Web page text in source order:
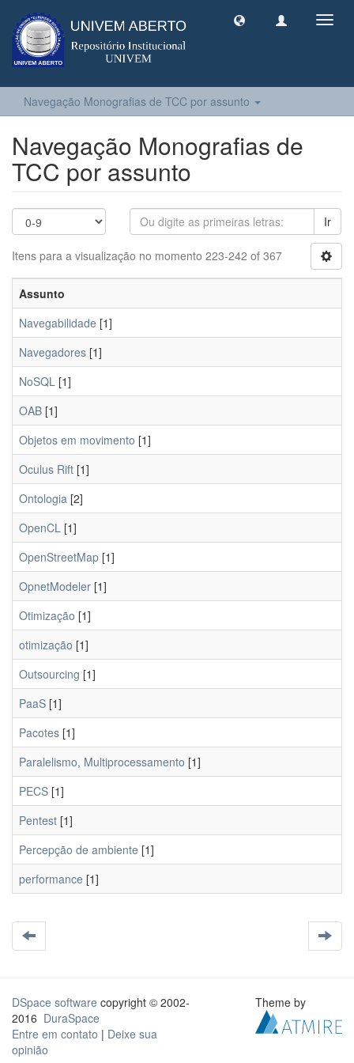
Navegação Monografias de TCC por assunto
Navegação Monografias de
TCC por assunto
Ir
Itens para a visualização no momento 223-242 of 367
Assunto
Navegabilidade [1]
Navegadores [1]
NoSQL [1]
OAB [1]
Objetos em movimento [1]
Oculus Rift [1]
Ontologia [2]
OpenCL [1]
OpenStreetMap [1]
OpnetModeler [1]
Otimização [1]
otimização [1]
Outsourcing [1]
PaaS [1]
Pacotes [1]
Paralelismo, Multiprocessamento [1]
PECS [1]
Pentest [1]
Percepção de ambiente [1]
performance [1]
DSpace software copyright © 2002-
2016 DuraSpace
Entre em contato | Deixe sua
opinião
Theme by